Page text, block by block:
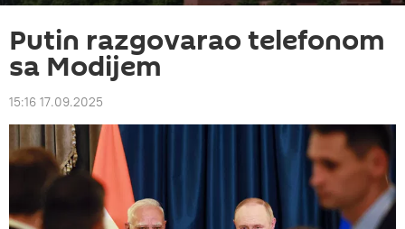
Putin razgovarao telefonom
sa Modijem
15:16 17.09.2025